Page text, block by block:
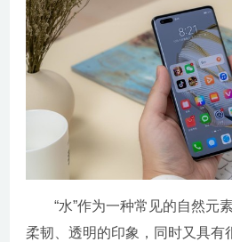
“水”作为一种常见的自然元
柔韧、透明的印象，同时又具有